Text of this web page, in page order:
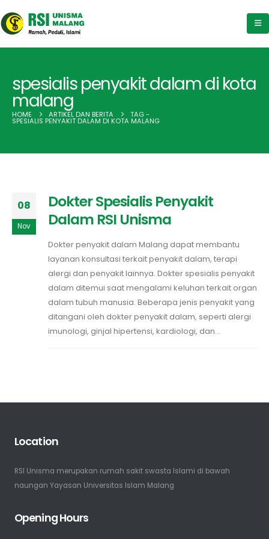
spesialis penyakit dalam di kota
malang
HOME ARTIKEL DAN BERITA TAG -
SPESIALIS PENYAKIT DALAM DI KOTA MALANG
08
Nov
Dokter Spesialis Penyakit
Dalam RSI Unisma
Dokter penyakit dalam Malang dapat membantu
layanan konsultasi terkait penyakit dalam, terapi
alergi dan penyakit lainnya. Dokter spesialis penyakit
dalam ditemui saat mengalami keluhan terkait organ
dalam tubuh manusia. Beberapa jenis penyakit yang
ditangani oleh dokter penyakit dalam, seperti alergi
imunologi, ginjal hipertensi, kardiologi, dan...
Location
RSI Unisma merupakan rumah sakit swasta Islami di bawah
naungan Yayasan Universitas Islam Malang
Opening Hours